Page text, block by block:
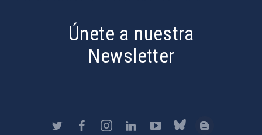
Únete a nuestra
Newsletter